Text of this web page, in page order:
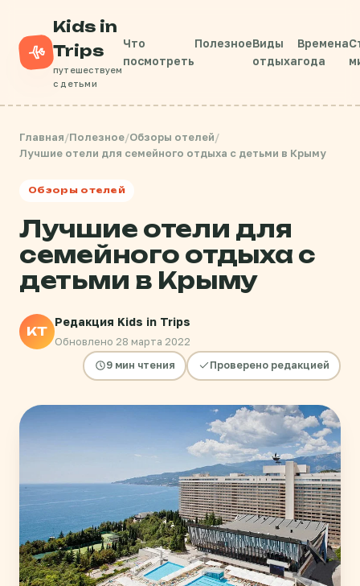
Kids in
Trips
путешествуем
с детьми
Что
посмотреть
ПолезноеВиды
отдыха
Времена
года
Главная/Полезное/Обзоры отелей/
Лучшие отели для семейного отдыха с детьми в Крыму
Обзоры отелей
Лучшие отели для
семейного отдыха с
детьми в Крыму
KT
Редакция Kids in Trips
Обновлено 28 марта 2022
9 мин чтения
Проверено редакцией